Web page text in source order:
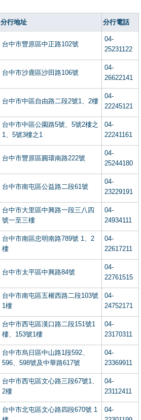
分行地址 分行電話
台中市豐原區中正路102號
04-
25231122
台中市沙鹿區沙田路106號
04-
26622141
台中市中區自由路二段2號1、2樓
04-
22245121
台中市中區公園路5號、5號2樓之
1、5號3樓之1
04-
22241161
台中市豐原區圓環南路222號
04-
25244180
台中市南屯區公益路二段61號
04-
23229191
台中市大里區中興路一段三八四
號一至三樓
04-
24934111
台中市南區忠明南路789號 1、2
樓
04-
22617211
台中市太平區中興路84號
04-
22761515
台中市南屯區五權西路二段103號
1樓
04-
24752171
台中市西屯區漢口路二段151號1
樓、153號1樓
04-
23170311
台中市烏日區中山路1段592、
596、598號及中華路617號
04-
23369911
台中市西屯區文心路三段67號1、
2樓
04-
23112411
台中市北屯區文心路四段670號 1
04-